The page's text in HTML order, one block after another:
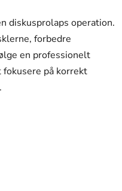
diskusprolaps operation.
forbedre
en professionelt
på korrekt